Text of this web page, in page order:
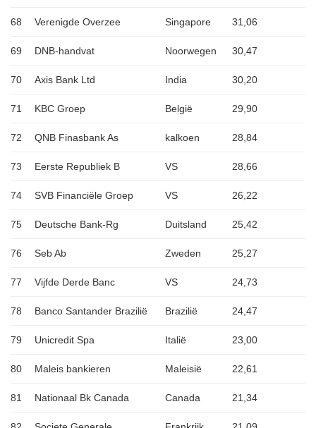
68 Verenigde Overzee Singapore 31,06
69 DNB-handvat Noorwegen 30,47
70 Axis Bank Ltd India 30,20
71 KBC Groep België 29,90
72 QNB Finasbank As kalkoen 28,84
73 Eerste Republiek B VS 28,66
74 SVB Financiële Groep VS 26,22
75 Deutsche Bank-Rg Duitsland 25,42
76 Seb Ab Zweden 25,27
77 Vijfde Derde Banc VS 24,73
78 Banco Santander Brazilië Brazilië 24,47
79 Unicredit Spa Italië 23,00
80 Maleis bankieren Maleisië 22,61
81 Nationaal Bk Canada Canada 21,34